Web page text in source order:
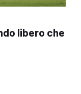
libero che